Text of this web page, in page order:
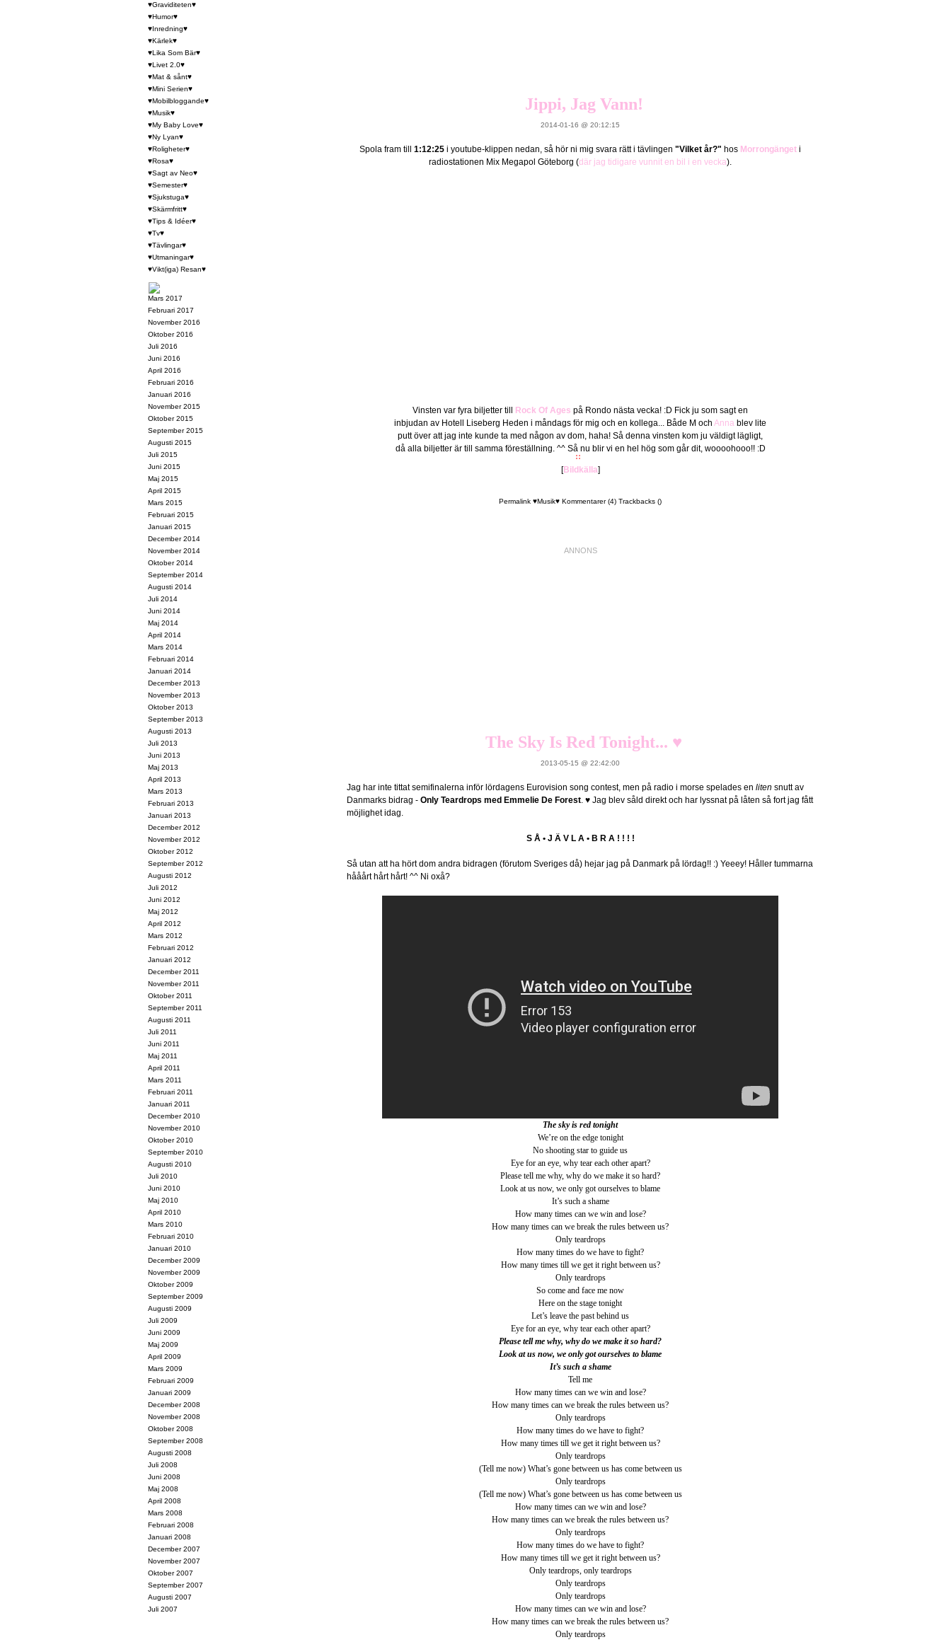
Jippi, Jag Vann!
2014-01-16 @ 20:12:15
Spola fram till 1:12:25 i youtube-klippen nedan, så hör ni mig svara rätt i tävlingen "Vilket år?" hos Morrongänget i
radiostationen Mix Megapol Göteborg (där jag tidigare vunnit en bil i en vecka).
Vinsten var fyra biljetter till Rock Of Ages på Rondo nästa vecka! :D Fick ju som sagt en
inbjudan av Hotell Liseberg Heden i måndags för mig och en kollega... Både M och Anna blev lite
putt över att jag inte kunde ta med någon av dom, haha! Så denna vinsten kom ju väldigt lägligt,
då alla biljetter är till samma föreställning. ^^ Så nu blir vi en hel hög som går dit, woooohooo!! :D
[Bildkälla]
Permalink ♥Musik♥ Kommentarer (4) Trackbacks ()
The Sky Is Red Tonight... ♥
2013-05-15 @ 22:42:00
Jag har inte tittat semifinalerna inför lördagens Eurovision song contest, men på radio i morse spelades en liten snutt av
Danmarks bidrag - Only Teardrops med Emmelie De Forest. ♥ Jag blev såld direkt och har lyssnat på låten så fort jag fått
möjlighet idag.
S Å • J Ä V L A • B R A ! ! ! !
Så utan att ha hört dom andra bidragen (förutom Sveriges då) hejar jag på Danmark på lördag!! :) Yeeey! Håller tummarna
hååårt hårt hårt! ^^ Ni oxå?
The sky is red tonight
We’re on the edge tonight
No shooting star to guide us
Eye for an eye, why tear each other apart?
Please tell me why, why do we make it so hard?
Look at us now, we only got ourselves to blame
It’s such a shame
How many times can we win and lose?
How many times can we break the rules between us?
Only teardrops
How many times do we have to fight?
How many times till we get it right between us?
Only teardrops
So come and face me now
Here on the stage tonight
Let’s leave the past behind us
Eye for an eye, why tear each other apart?
Please tell me why, why do we make it so hard?
Look at us now, we only got ourselves to blame
It’s such a shame
Tell me
How many times can we win and lose?
How many times can we break the rules between us?
Only teardrops
How many times do we have to fight?
How many times till we get it right between us?
Only teardrops
(Tell me now) What’s gone between us has come between us
Only teardrops
(Tell me now) What’s gone between us has come between us
How many times can we win and lose?
How many times can we break the rules between us?
Only teardrops
How many times do we have to fight?
How many times till we get it right between us?
Only teardrops, only teardrops
Only teardrops
Only teardrops
How many times can we win and lose?
How many times can we break the rules between us?
Only teardrops
♥Graviditeten♥
♥Humor♥
♥Inredning♥
♥Kärlek♥
♥Lika Som Bär♥
♥Livet 2.0♥
♥Mat & sånt♥
♥Mini Serien♥
♥Mobilbloggande♥
♥Musik♥
♥My Baby Love♥
♥Ny Lyan♥
♥Roligheter♥
♥Rosa♥
♥Sagt av Neo♥
♥Semester♥
♥Sjukstuga♥
♥Skärmfritt♥
♥Tips & Idéer♥
♥Tv♥
♥Tävlingar♥
♥Utmaningar♥
♥Vikt(iga) Resan♥
Mars 2017
Februari 2017
November 2016
Oktober 2016
Juli 2016
Juni 2016
April 2016
Februari 2016
Januari 2016
November 2015
Oktober 2015
September 2015
Augusti 2015
Juli 2015
Juni 2015
Maj 2015
April 2015
Mars 2015
Februari 2015
Januari 2015
December 2014
November 2014
Oktober 2014
September 2014
Augusti 2014
Juli 2014
Juni 2014
Maj 2014
April 2014
Mars 2014
Februari 2014
Januari 2014
December 2013
November 2013
Oktober 2013
September 2013
Augusti 2013
Juli 2013
Juni 2013
Maj 2013
April 2013
Mars 2013
Februari 2013
Januari 2013
December 2012
November 2012
Oktober 2012
September 2012
Augusti 2012
Juli 2012
Juni 2012
Maj 2012
April 2012
Mars 2012
Februari 2012
Januari 2012
December 2011
November 2011
Oktober 2011
September 2011
Augusti 2011
Juli 2011
Juni 2011
Maj 2011
April 2011
Mars 2011
Februari 2011
Januari 2011
December 2010
November 2010
Oktober 2010
September 2010
Augusti 2010
Juli 2010
Juni 2010
Maj 2010
April 2010
Mars 2010
Februari 2010
Januari 2010
December 2009
November 2009
Oktober 2009
September 2009
Augusti 2009
Juli 2009
Juni 2009
Maj 2009
April 2009
Mars 2009
Februari 2009
Januari 2009
December 2008
November 2008
Oktober 2008
September 2008
Augusti 2008
Juli 2008
Juni 2008
Maj 2008
April 2008
Mars 2008
Februari 2008
Januari 2008
December 2007
November 2007
Oktober 2007
September 2007
Augusti 2007
Juli 2007